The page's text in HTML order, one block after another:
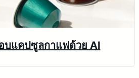
บแคปซูลกาแฟด้วย AI